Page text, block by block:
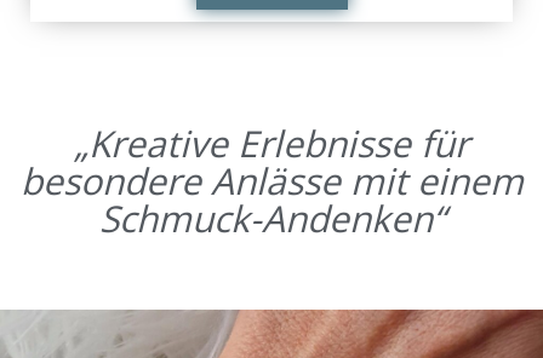
„Kreative Erlebnisse für
besondere Anlässe mit einem
Schmuck-Andenken“